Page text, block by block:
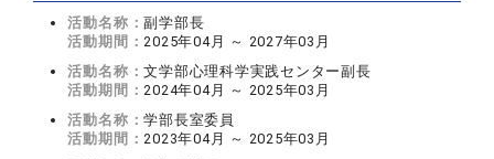
活動名称：副学部長
活動期間：2025年04月 ～ 2027年03月
活動名称：文学部心理科学実践センター副長
活動期間：2024年04月 ～ 2025年03月
活動名称：学部長室委員
活動期間：2023年04月 ～ 2025年03月